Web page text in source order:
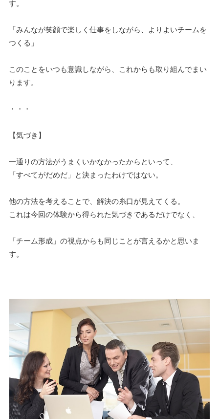
す。
「みんなが笑顔で楽しく仕事をしながら、よりよいチームを
つくる」
このことをいつも意識しながら、これからも取り組んでまい
ります。
・・・
【気づき】
一通りの方法がうまくいかなかったからといって、
「すべてがだめだ」と決まったわけではない。
他の方法を考えることで、解決の糸口が見えてくる。
これは今回の体験から得られた気づきであるだけでなく、
「チーム形成」の視点からも同じことが言えるかと思いま
す。